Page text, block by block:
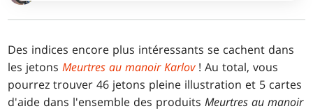
Des indices encore plus intéressants se cachent dans
les jetonsMeurtres au manoir Karlov! Au total, vous
pourrez trouver 46 jetons pleine illustration et 5 cartes
d'aide dans l'ensemble des produitsMeurtres au manoir